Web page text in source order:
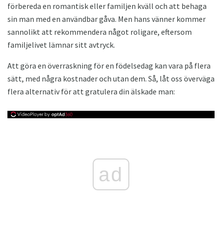
förbereda en romantisk eller familjen kväll och att behaga
sin man med en användbar gåva. Men hans vänner kommer
sannolikt att rekommendera något roligare, eftersom
familjelivet lämnar sitt avtryck.
Att göra en överraskning för en födelsedag kan vara på flera
sätt, med några kostnader och utan dem. Så, låt oss överväga
flera alternativ för att gratulera din älskade man:
ad